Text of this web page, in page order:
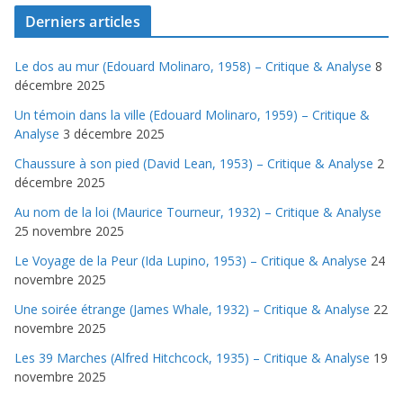
Derniers articles
Le dos au mur (Edouard Molinaro, 1958) – Critique & Analyse 8
décembre 2025
Un témoin dans la ville (Edouard Molinaro, 1959) – Critique &
Analyse 3 décembre 2025
Chaussure à son pied (David Lean, 1953) – Critique & Analyse 2
décembre 2025
Au nom de la loi (Maurice Tourneur, 1932) – Critique & Analyse
25 novembre 2025
Le Voyage de la Peur (Ida Lupino, 1953) – Critique & Analyse 24
novembre 2025
Une soirée étrange (James Whale, 1932) – Critique & Analyse 22
novembre 2025
Les 39 Marches (Alfred Hitchcock, 1935) – Critique & Analyse 19
novembre 2025